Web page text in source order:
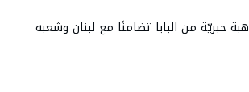
هبة حبريّة من البابا تضامنًا مع لبنان وشعبه